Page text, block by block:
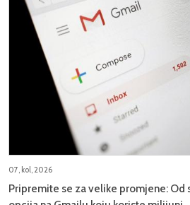
07, kol, 2026
Pripremite se za velike promjene: Od